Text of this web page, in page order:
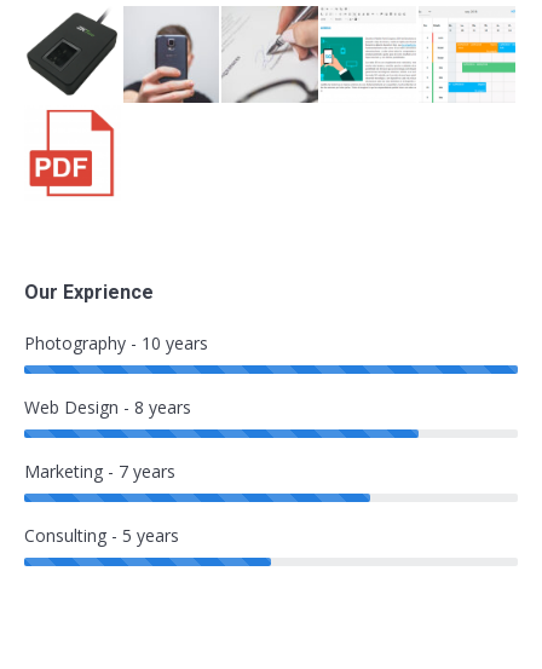
Our Exprience
Photography - 10 years
Web Design - 8 years
Marketing - 7 years
Consulting - 5 years